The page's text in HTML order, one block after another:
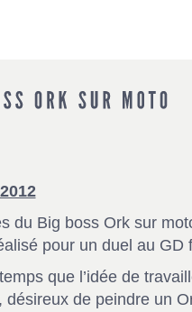
du Big boss Ork sur
pour un duel au GD
que l’idée de
désireux de peindre un